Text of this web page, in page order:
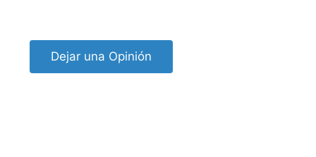
Dejar una Opinión